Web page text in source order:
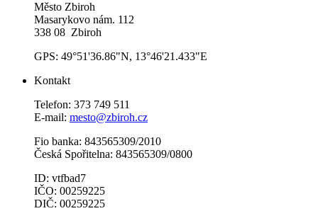
Město Zbiroh
Masarykovo nám. 112
338 08 Zbiroh
GPS: 49°51'36.86"N, 13°46'21.433"E
Kontakt
Telefon: 373 749 511
E-mail: mesto@zbiroh.cz
Fio banka: 843565309/2010
Česká Spořitelna: 843565309/0800
ID: vtfbad7
IČO: 00259225
DIČ: 00259225